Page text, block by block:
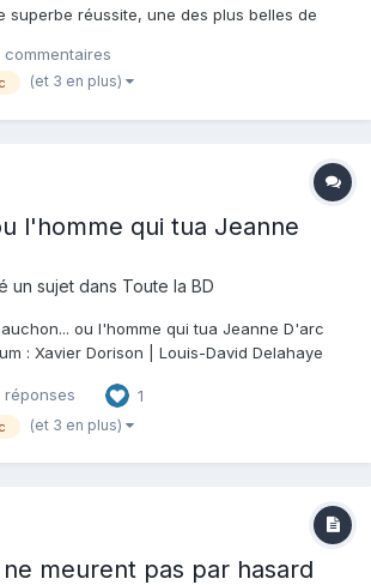
superbe réussite, une des plus belles de
la plus connue de l'histoire de France.
l'angle habituel. On...
commentaires
(et 3 en plus)
l'homme qui tua Jeanne
un sujet dans Toute la BD
ou l'homme qui tua Jeanne D'arc
: Xavier Dorison | Louis-David Delahaye
Note : Résumé de l'album : 1431. La
réponses 1
(et 3 en plus)
meurent pas par hasard